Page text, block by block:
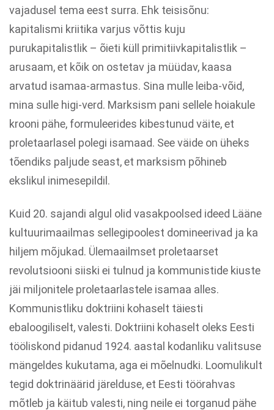
vajadusel tema eest surra. Ehk teisisõnu:
kapitalismi kriitika varjus võttis kuju
purukapitalistlik – õieti küll primitiivkapitalistlik –
arusaam, et kõik on ostetav ja müüdav, kaasa
arvatud isamaa-armastus. Sina mulle leiba-võid,
mina sulle higi-verd. Marksism pani sellele hoiakule
krooni pähe, formuleerides kibestunud väite, et
proletaarlasel polegi isamaad. See väide on üheks
tõendiks paljude seast, et marksism põhineb
ekslikul inimesepildil.
Kuid 20. sajandi algul olid vasakpoolsed ideed Lääne
kultuurimaailmas sellegipoolest domineerivad ja ka
hiljem mõjukad. Ülemaailmset proletaarset
revolutsiooni siiski ei tulnud ja kommunistide kiuste
jäi miljonitele proletaarlastele isamaa alles.
Kommunistliku doktriini kohaselt täiesti
ebaloogiliselt, valesti. Doktriini kohaselt oleks Eesti
tööliskond pidanud 1924. aastal kodanliku valitsuse
mängeldes kukutama, aga ei mõelnudki. Loomulikult
tegid doktrinäärid järelduse, et Eesti töörahvas
mõtleb ja käitub valesti, ning neile ei torganud pähe